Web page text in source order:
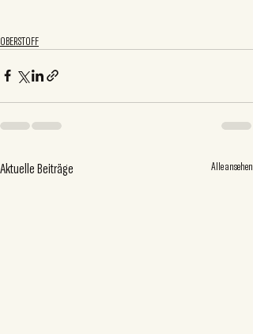
OBERSTOFF
Aktuelle Beiträge Alle ansehen